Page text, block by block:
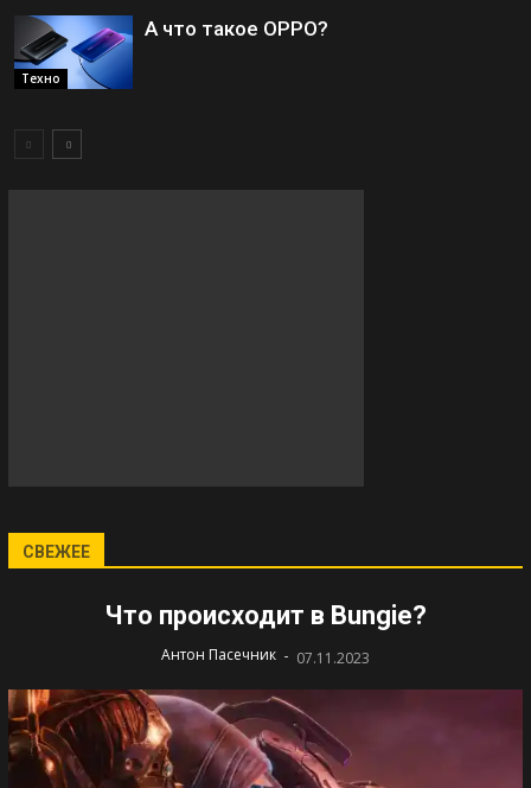
Техно
А что такое OPPO?
СВЕЖЕЕ
Что происходит в Bungie?
Антон Пасечник - 07.11.2023